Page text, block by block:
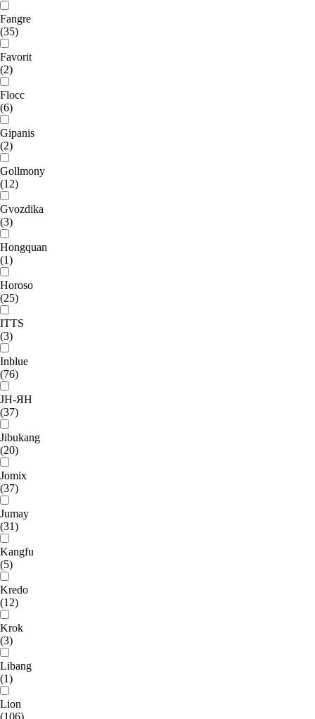
Fangre
(35)
Favorit
(2)
Flocc
(6)
Gipanis
(2)
Gollmony
(12)
Gvozdika
(3)
Hongquan
(1)
Horoso
(25)
ITTS
(3)
Inblue
(76)
JH-ЯН
(37)
Jibukang
(20)
Jomix
(37)
Jumay
(31)
Kangfu
(5)
Kredo
(12)
Krok
(3)
Libang
(1)
Lion
(106)